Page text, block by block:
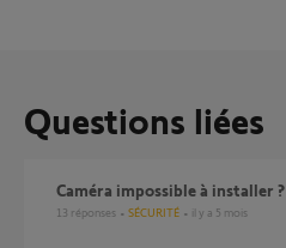
Questions liées
Caméra impossible à installer ?
13 réponses SÉCURITÉ il y a 5 mois